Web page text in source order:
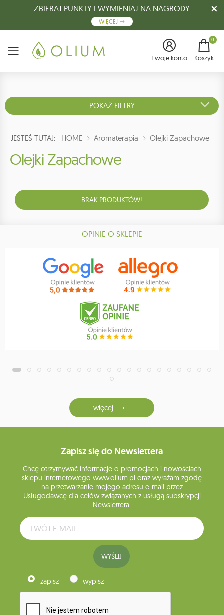
ZBIERAJ PUNKTY I WYMIENIAJ NA NAGRODY
WIĘCEJ
Menu Twoje konto
0
Koszyk
POKAŻ FILTRY
JESTEŚ TUTAJ: HOME Aromaterapia Olejki Zapachowe
Olejki Zapachowe
BRAK PRODUKTÓW!
OPINIE O SKLEPIE
więcej
Zapisz się do Newslettera
Chcę otrzymywać informacje o promocjach i nowościach
sklepu internetowego www.olium.pl oraz wyrażam zgodę
na przetwarzanie mojego adresu e-mail przez
Usługodawcę dla celów związanych z usługą subskrypcji
Newslettera.
WYŚLIJ
zapisz wypisz